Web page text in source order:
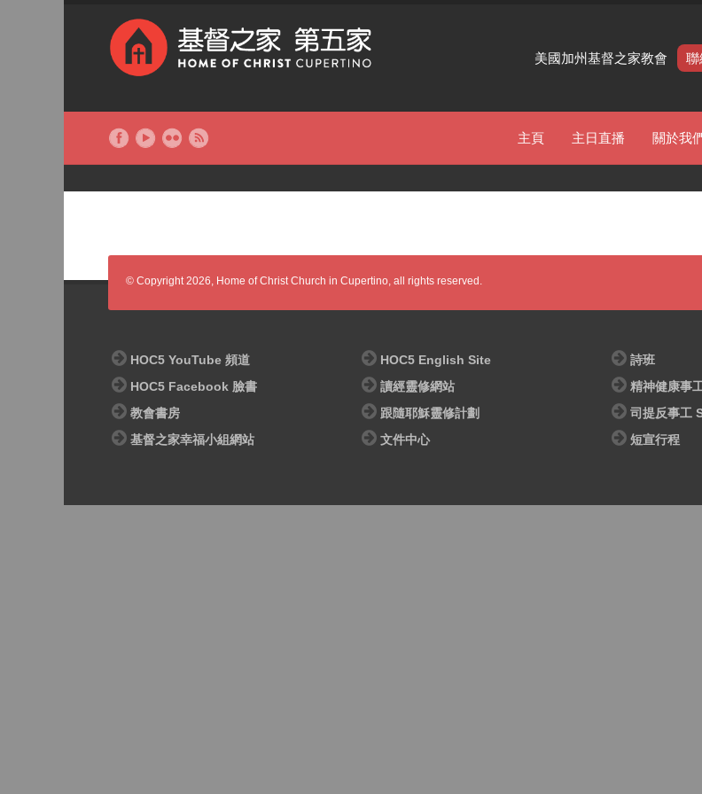
美國加州基督之家教會 聯
主頁 主日直播 關於我
© Copyright 2026, Home of Christ Church in Cupertino, all rights reserved.
HOC5 YouTube 頻道
HOC5 Facebook 臉書
教會書房
基督之家幸福小組網站
HOC5 English Site
讀經靈修網站
跟隨耶穌靈修計劃
文件中心
詩班
精神健康事
司提反事工
短宣行程